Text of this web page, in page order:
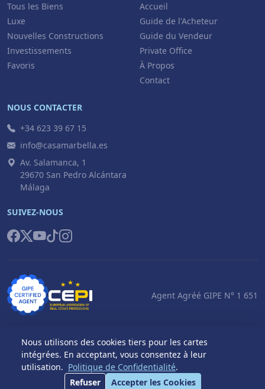
Tous les Biens
Luxe
Nouvelles Constructions
Investissements
Favoris
Accueil
Guide de l'Acheteur
Guide du Vendeur
Private Office
À Propos
Contact
NOUS CONTACTER
+34 623 39 67 15
info@casamarbella.es
Av. Salamanca, 1
29670 San Pedro Alcántara
Málaga
SUIVEZ-NOUS
Agent Agréé GIPE N° 1 651
© 2026 Casa Marbella S.L. Tous droits réservés.
Politique de
Mentions
Légales
Paramètres des
Cookies
Nous utilisons des cookies tiers pour les cartes
intégrées. En acceptant, vous consentez à leur
utilisation. Politique de Confidentialité.
Refuser
Accepter les Cookies